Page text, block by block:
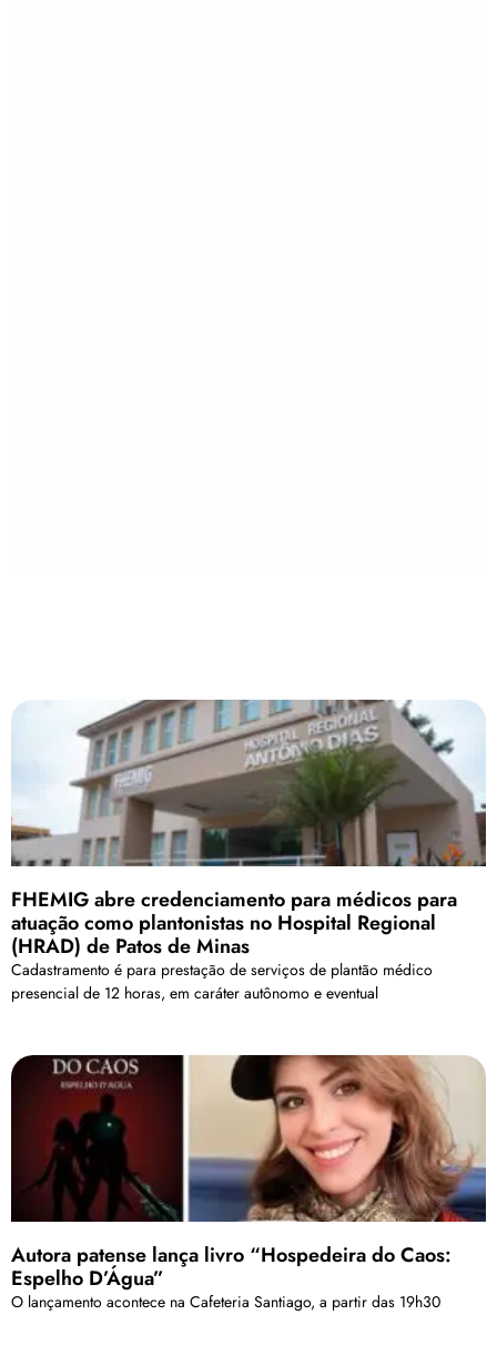
FHEMIG abre credenciamento para médicos para
atuação como plantonistas no Hospital Regional
(HRAD) de Patos de Minas
Cadastramento é para prestação de serviços de plantão médico
presencial de 12 horas, em caráter autônomo e eventual
Autora patense lança livro “Hospedeira do Caos:
Espelho D’Água”
O lançamento acontece na Cafeteria Santiago, a partir das 19h30